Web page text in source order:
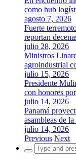
como hub
agosto 7, 2026
Fuerte
reportan
julio 28, 2026
Ministros
agroindustrial
julio 15, 2026
Presidente
con honores
julio 14, 2026
Panamá
asambleas de
julio 14, 2026
Previous Next
Search
for: